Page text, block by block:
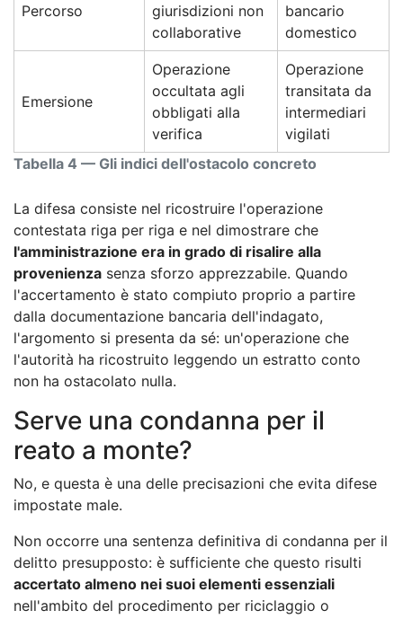
Tabella 4 — Gli indici dell'ostacolo concreto
Percorso
giurisdizioni non
collaborative
bancario
domestico
Emersione
Operazione
occultata agli
obbligati alla
verifica
Operazione
transitata da
intermediari
vigilati
La difesa consiste nel ricostruire l'operazione
contestata riga per riga e nel dimostrare che
l'amministrazione era in grado di risalire alla
provenienza senza sforzo apprezzabile. Quando
l'accertamento è stato compiuto proprio a partire
dalla documentazione bancaria dell'indagato,
l'argomento si presenta da sé: un'operazione che
l'autorità ha ricostruito leggendo un estratto conto
non ha ostacolato nulla.
Serve una condanna per il
reato a monte?
No, e questa è una delle precisazioni che evita difese
impostate male.
Non occorre una sentenza definitiva di condanna per il
delitto presupposto: è sufficiente che questo risulti
accertato almeno nei suoi elementi essenziali
nell'ambito del procedimento per riciclaggio o